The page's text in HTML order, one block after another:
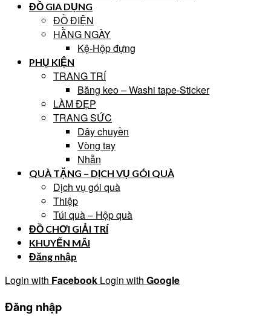
ĐỒ GIA DỤNG
ĐỒ ĐIỆN
HẰNG NGÀY
Kệ-Hộp đựng
PHỤ KIỆN
TRANG TRÍ
Băng keo – Washi tape-Sticker
LÀM ĐẸP
TRANG SỨC
Dây chuyền
Vòng tay
Nhẫn
QUÀ TẶNG – DỊCH VỤ GÓI QUÀ
Dịch vụ gói quà
Thiệp
Túi quà – Hộp quà
ĐỒ CHƠI GIẢI TRÍ
KHUYẾN MÃI
Đăng nhập
Login with Facebook Login with Google
Đăng nhập